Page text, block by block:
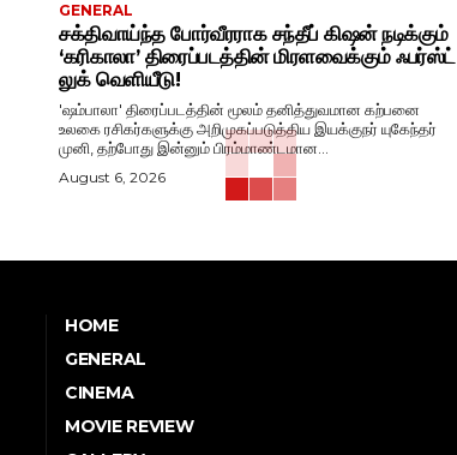
GENERAL
சக்திவாய்ந்த போர்வீரராக சந்தீப் கிஷன் நடிக்கும்
‘கரிகாலா’ திரைப்படத்தின் மிரளவைக்கும் ஃபர்ஸ்ட்
லுக் வெளியீடு!
'ஷம்பாலா' திரைப்படத்தின் மூலம் தனித்துவமான கற்பனை
உலகை ரசிகர்களுக்கு அறிமுகப்படுத்திய இயக்குநர் யுகேந்தர்
முனி, தற்போது இன்னும் பிரம்மாண்டமான...
August 6, 2026
HOME
GENERAL
CINEMA
MOVIE REVIEW